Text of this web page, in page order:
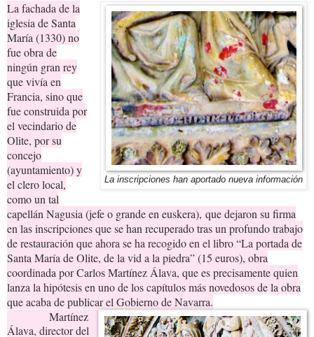
La inscripciones han aportado nueva información
La fachada de la
iglesia de Santa
María (1330) no
fue obra de
ningún gran rey
que vivía en
Francia, sino que
fue construida por
el vecindario de
Olite, por su
concejo
(ayuntamiento) y
el clero local,
como un tal
capellán Nagusia (jefe o grande en euskera), que dejaron su firma
en las inscripciones que se han recuperado tras un profundo trabajo
de restauración que ahora se ha recogido en el libro “La portada de
Santa María de Olite, de la vid a la piedra” (15 euros), obra
coordinada por Carlos Martínez Álava, que es precisamente quien
lanza la hipótesis en uno de los capítulos más novedosos de la obra
que acaba de publicar el Gobierno de Navarra.
Martínez
Álava, director del